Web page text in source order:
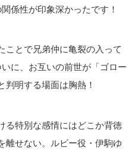
係性が印象深かったです！
ことで兄弟仲に亀裂の入って
に、お互いの前世が「ゴロー
判明する場面は胸熱！
る特別な感情にはどこか背徳
離せない。ルビー役・伊駒ゆ